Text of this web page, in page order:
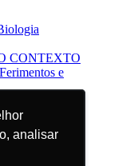
analisar
analisar
CONTEXTO
e